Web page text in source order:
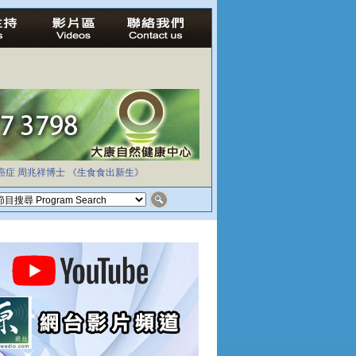
症 周兆祥博士 《生食食出新生》